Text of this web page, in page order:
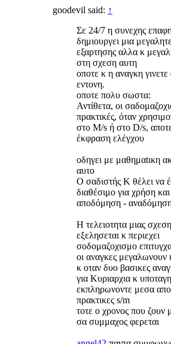
goodevil said: ↑
Σε 24/7 η συνεχης
δημιουργει μια
εξαρτησης αλλα κ
στη σχεση αυτη
οποτε κ η αναγκη
εντονη.
οποτε πολυ σωστα:
Αντίθετα, οι
πρακτικές, όταν
στο M/s ή στο D/s,
έκφραση ελέγχου
οδηγει με μαθημαtικη
αυτο
Ο σαδιστής Κ θέλει να
διαθέσιμο για χρήση και
αποδόμηση -
Η τελειοτητα μιας
εξελησεται κ περιεχει
σοδομαζοχισμο
οι αναγκες μεγαλωνουν
κ οταν δυο βασικες
για Κυριαρχια κ υποταγη
εκπληρωνοντε μεσα απο
πρακτικες s/m
τοτε ο χρονος που ζουν
σα συμμαχος φερεται